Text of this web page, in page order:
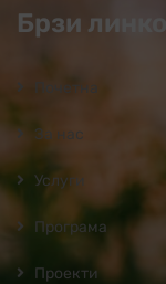
Брзи
Почетна
За нас
Услуги
Програмa
Проекти